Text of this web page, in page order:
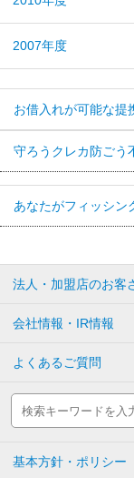
2007年度
お借入れが可能な提
守ろうクレカ防ごう
あなたがフィッシン
法人・加盟店のお客
会社情報・IR情報
よくあるご質問
基本方針・ポリシー